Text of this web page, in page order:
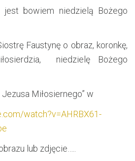
jest bowiem niedzielą Bożego
Faustynę o obraz, koronkę,
niedzielę Bożego
Miłosiernego” w
watch?v=AHRBX61-
lub zdjęcie…..